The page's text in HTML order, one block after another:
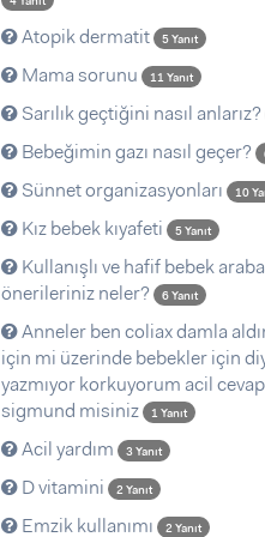
Atopik dermatit 5 Yanıt
Mama sorunu 11 Yanıt
Sarılık geçtiğini nasıl anlarız?
Bebeğimin gazı nasıl geçer?
Sünnet organizasyonları 10
Kız bebek kıyafeti 5 Yanıt
Kullanışlı ve hafif bebek
önerileriniz neler?
6 Yanıt
Anneler ben coliax damla
için mi üzerinde bebekler için
yazmıyor korkuyorum acil
sigmund misiniz
1 Yanıt
Acil yardım 3 Yanıt
D vitamini 2 Yanıt
Emzik kullanımı 2 Yanıt